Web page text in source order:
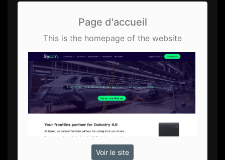
Page d'accueil
This is the homepage of the website
Voir le site